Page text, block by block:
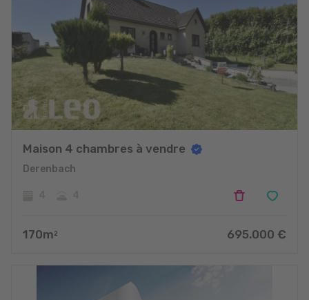
Maison 4 chambres à vendre
Derenbach
170m 2 695.000 €